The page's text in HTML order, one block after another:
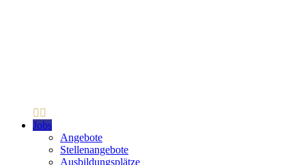
Jobs
Angebote
Stellenangebote
Ausbildungsplätze